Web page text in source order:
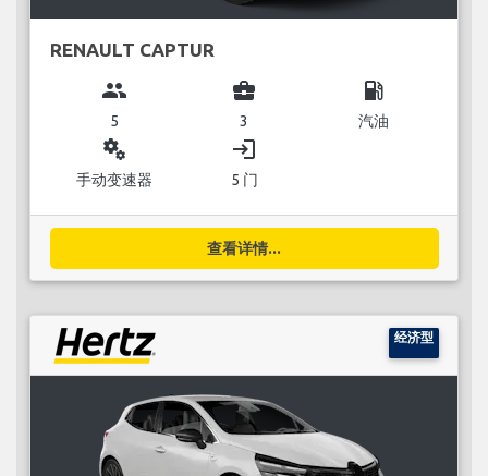
RENAULT CAPTUR
group
5
business_center
3
local_gas_station
汽油
miscellaneous_services
手动变速器
login
5 门
查看详情...
经济型